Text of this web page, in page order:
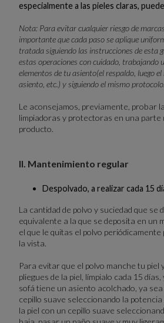
especialmente a las pieles claras,
Nota: Para evitar cualquier riesgo de
importante que cada paso se aplique
tratada siguiendo las instrucciones de esta
estas operaciones con cuidado, trabajando
elementos de tu asiento(el respaldo, luego
asiento, etc.) y siguiendo el mismo protocolo.
Le aconsejamos, previamente, probar
limpiadoras y protectoras en una parte
producto.
II. Mantenimiento regular
Despolvado, a realizar cada 15
La cantidad de polvo y suciedad que se
equivalente a la que se deposita en un
el que le quitas el polvo periódicamente
la vista.
Para evitar que el polvo manche tu piel
pliegues de la piel, límpialo cada 15
sofá tiene un asiento acolchado, ya
cepillo suave seleccionando la
la piel con un cepillo suave